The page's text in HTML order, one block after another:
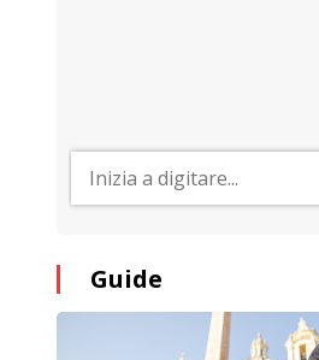
Guide